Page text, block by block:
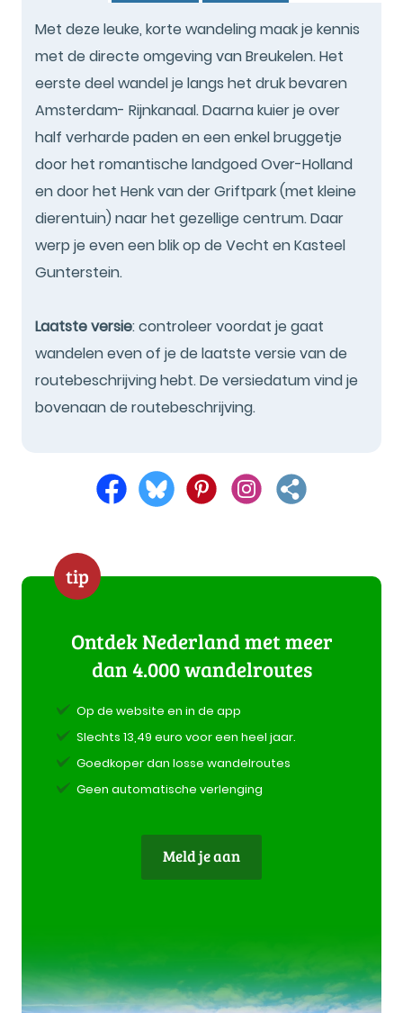
Met deze leuke, korte wandeling maak je kennis
met de directe omgeving van Breukelen. Het
eerste deel wandel je langs het druk bevaren
Amsterdam- Rijnkanaal. Daarna kuier je over
half verharde paden en een enkel bruggetje
door het romantische landgoed Over-Holland
en door het Henk van der Griftpark (met kleine
dierentuin) naar het gezellige centrum. Daar
werp je even een blik op de Vecht en Kasteel
Gunterstein.
Laatste versie: controleer voordat je gaat
wandelen even of je de laatste versie van de
routebeschrijving hebt. De versiedatum vind je
bovenaan de routebeschrijving.
tip
Ontdek Nederland met meer
dan 4.000 wandelroutes
Op de website en in de app
Slechts 13,49 euro voor een heel jaar.
Goedkoper dan losse wandelroutes
Geen automatische verlenging
Meld je aan